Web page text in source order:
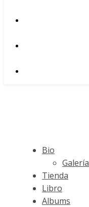
Bio
Galería
Tienda
Libro
Albums